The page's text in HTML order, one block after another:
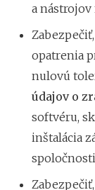
a
opatrenia
nulovú
údajov o
softvéru,
inštalácia